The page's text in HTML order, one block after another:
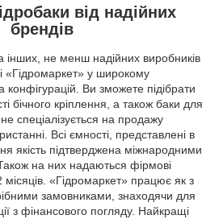
від надійних
брендів
інших, не менш надійних виробників
«Гідромаркет» у широкому
конфігурацій. Ви зможете підібрати
бічного кріплення, а також баки для
спеціалізується на продажу
Всі ємності, представлені в
якість підтверджена міжнародними
на них надаються фірмові
місяців. «Гідромаркет» працює як з
замовниками, знаходячи для
з фінансового погляду. Найкращі